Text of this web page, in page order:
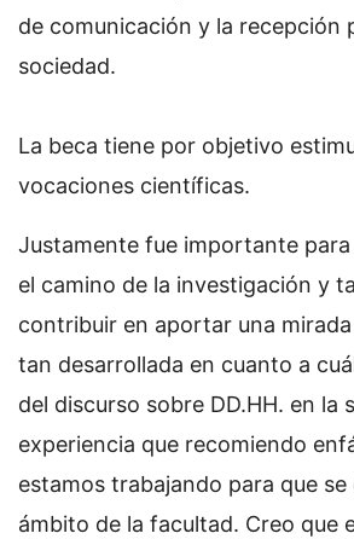
de comunicación y la recepción
sociedad.
La beca tiene por objetivo
vocaciones científicas.
Justamente fue importante
el camino de la investigación y
contribuir en aportar una
tan desarrollada en cuanto a
del discurso sobre DD.HH. en la
experiencia que recomiendo
estamos trabajando para que se
ámbito de la facultad. Creo que